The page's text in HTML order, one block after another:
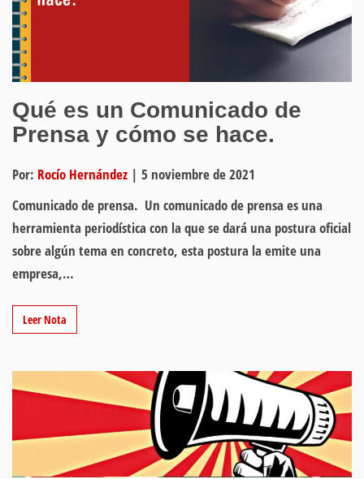
Qué es un Comunicado de
Prensa y cómo se hace.
Por: Rocío Hernández | 5 noviembre de 2021
Comunicado de prensa. Un comunicado de prensa es una
herramienta periodística con la que se dará una postura oficial
sobre algún tema en concreto, esta postura la emite una
empresa,…
Leer Nota